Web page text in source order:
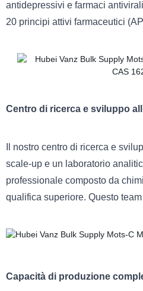
antidepressivi e farmaci
20 principi attivi farmaceutici
Centro di ricerca e sviluppo
Il nostro centro di ricerca e
scale-up e un laboratorio
professionale composto da
qualifica superiore. Questo
Capacità di produzione